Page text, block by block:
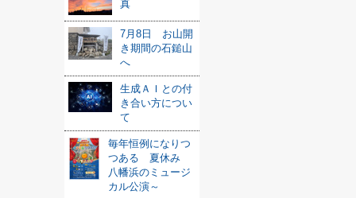
真
7月8日 お山開
き期間の石鎚山
へ
生成ＡＩとの付
き合い方につい
て
毎年恒例になりつ
つある 夏休み
八幡浜のミュージ
カル公演～